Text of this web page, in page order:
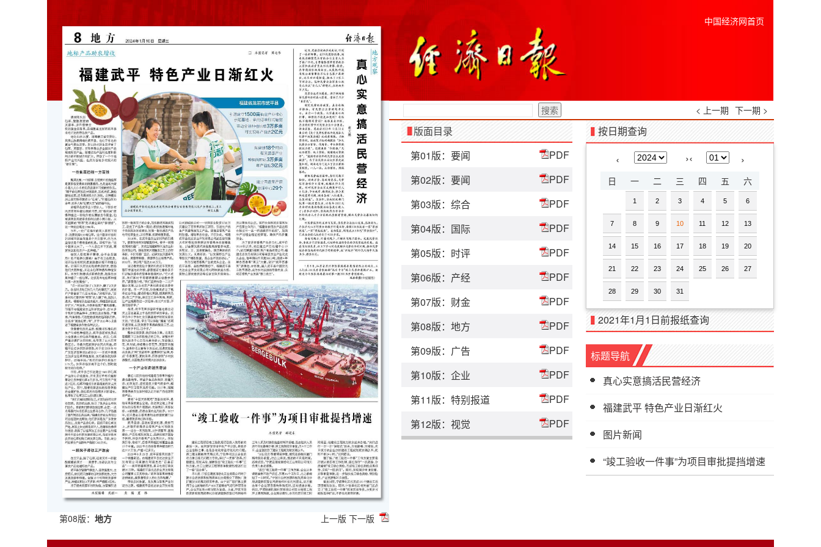
第08版： 地方 上一版 下一版
中国经济网首页
< 上一期 下一期 >
版面目录
第01版：要闻
PDF
第02版：要闻
PDF
第03版：综合
PDF
第04版：国际
PDF
第05版：时评
PDF
第06版：产经
PDF
第07版：财金
PDF
第08版：地方
PDF
第09版：广告
PDF
第10版：企业
PDF
第11版：特别报道
PDF
第12版：视觉
PDF
按日期查询
‹ ›‹ ›
日 一 二 三 四 五 六
1 2 3 4 5 6
7 8 9 10 11 12 13
14 15 16 17 18 19 20
21 22 23 24 25 26 27
28 29 30 31
2021年1月1日前报纸查询
标题导航
真心实意搞活民营经济
福建武平 特色产业日渐红火
图片新闻
“竣工验收一件事”为项目审批提挡增速